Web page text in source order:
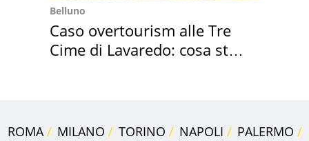
Belluno
Caso overtourism alle Tre
Cime di Lavaredo: cosa sta
ROMA MILANO TORINO NAPOLI
PALERMO